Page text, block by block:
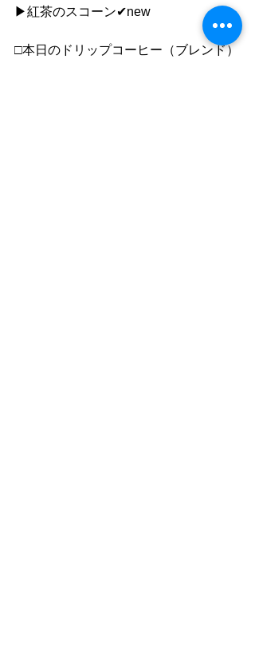
▶︎紅茶のスコーン✔︎new
□本日のドリップコーヒー（ブレンド）